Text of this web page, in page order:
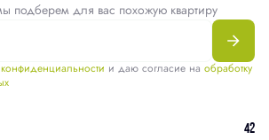
подберем для вас похожую квартиру
конфиденциальности и даю согласие на обработку
42